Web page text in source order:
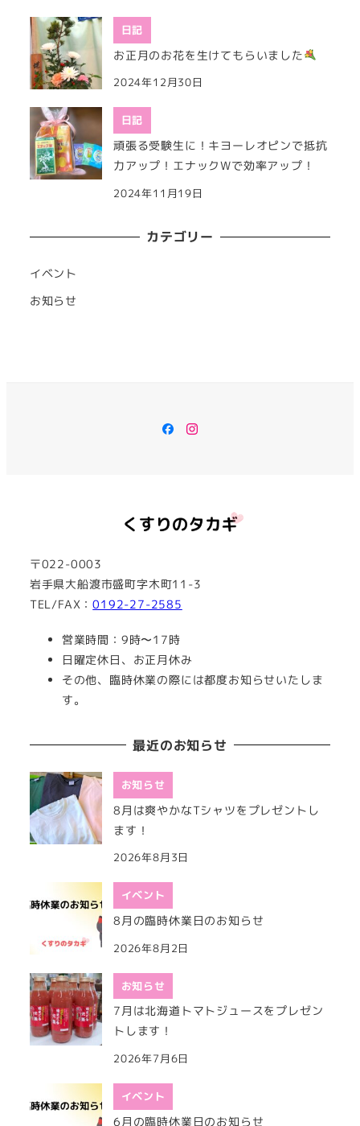
日記
お正月のお花を生けてもらいました
2024年12月30日
日記
頑張る受験生に！キヨーレオピンで抵抗
力アップ！エナックWで効率アップ！
2024年11月19日
カテゴリー
イベント
お知らせ
Facebook
Instagram
〒022-0003
岩手県大船渡市盛町字木町11-3
TEL/FAX：0192-27-2585
営業時間：9時〜17時
日曜定休日、お正月休み
その他、臨時休業の際には都度お知らせいたしま
す。
最近のお知らせ
お知らせ
8月は爽やかなTシャツをプレゼントし
ます！
2026年8月3日
イベント
8月の臨時休業日のお知らせ
2026年8月2日
お知らせ
7月は北海道トマトジュースをプレゼン
トします！
2026年7月6日
イベント
6月の臨時休業日のお知らせ